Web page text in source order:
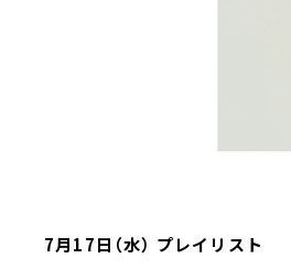
7月17日（水） プレイリスト